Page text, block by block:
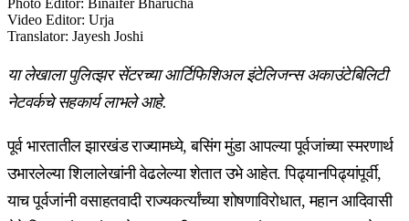
Video Editor: Urja
Translator: Jayesh Joshi
या लेखाला पुलित्झर सेंटरच्या आर्टिफिशिअल इंटेलिजन्स अकाउंटेबिलिटी
नेटवर्कचे सहकार्य लाभले आहे.
पूर्व भारतातील झारखंड राज्यामध्ये, बसिंग मुंडा आपल्या पूर्वजांच्या स्मरणार्थ
उभारलेल्या शिलालेखांनी वेढलेल्या शेतात उभे आहेत. पिढ्यानपिढ्यांपूर्वी,
याच पूर्वजांनी वसाहतवादी राज्यकर्त्यांच्या शोषणाविरोधात, महान आदिवासी